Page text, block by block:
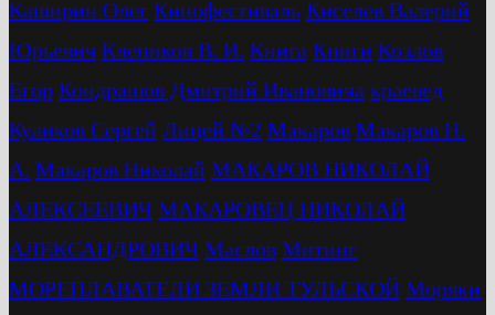
Каширин Олег Кинофестиваль Киселев Валерий
Юрьевич Клепиков В. И. Книга Книги Козлов
Егор Кондрашов Дмитрий Ивановича краевед
Куликов Сергей Лицей №2 Макаров Макаров Н.
А. Макаров Николай МАКАРОВ НИКОЛАЙ
АЛЕКСЕЕВИЧ МАКАРОВЕЦ НИКОЛАЙ
АЛЕКСАНДРОВИЧ Маслов Митинг
МОРЕПЛАВАТЕЛИ ЗЕМЛИ ТУЛЬСКОЙ Моряки